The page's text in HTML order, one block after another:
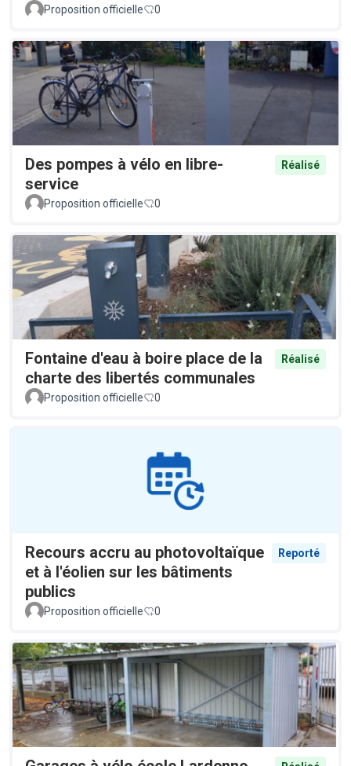
Proposition officielle 0
Des pompes à vélo en libre-
service
Réalisé
Proposition officielle 0
Fontaine d'eau à boire place de la
charte des libertés communales
Réalisé
Proposition officielle 0
Recours accru au photovoltaïque
et à l'éolien sur les bâtiments
publics
Reporté
Proposition officielle 0